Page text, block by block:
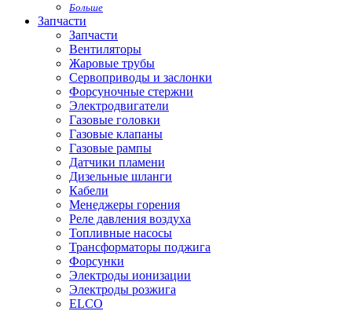
Больше
Запчасти
Запчасти
Вентиляторы
Жаровые трубы
Сервоприводы и заслонки
Форсуночные стержни
Электродвигатели
Газовые головки
Газовые клапаны
Газовые рампы
Датчики пламени
Дизельные шланги
Кабели
Менеджеры горения
Реле давления воздуха
Топливные насосы
Трансформаторы поджига
Форсунки
Электроды ионизации
Электроды розжига
ELCO